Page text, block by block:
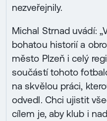
nezveřejnily.
Michal Strnad uvádí:
bohatou historií a
město Plzeň i celý
součástí tohoto
na skvělou práci,
odvedl. Chci ujistit
cílem je, aby klub i